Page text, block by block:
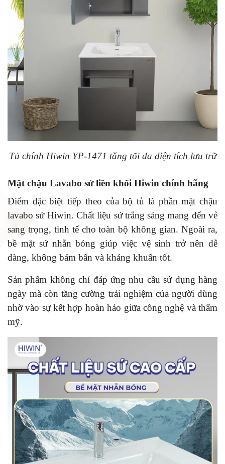
Tủ chính Hiwin YP-1471 tăng tối đa diện tích lưu trữ
Mặt chậu Lavabo sứ liền khối Hiwin chính hãng
Điểm đặc biệt tiếp theo của bộ tủ là phần mặt chậu
lavabo sứ Hiwin. Chất liệu sứ trắng sáng mang đến vẻ
sang trọng, tinh tế cho toàn bộ không gian. Ngoài ra,
bề mặt sứ nhẵn bóng giúp việc vệ sinh trở nên dễ
dàng, không bám bẩn và kháng khuẩn tốt.
Sản phẩm không chỉ đáp ứng nhu cầu sử dụng hàng
ngày mà còn tăng cường trải nghiệm của người dùng
nhờ vào sự kết hợp hoàn hảo giữa công nghệ và thẩm
mỹ.